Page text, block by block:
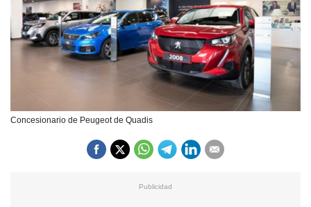
Concesionario de Peugeot de Quadis